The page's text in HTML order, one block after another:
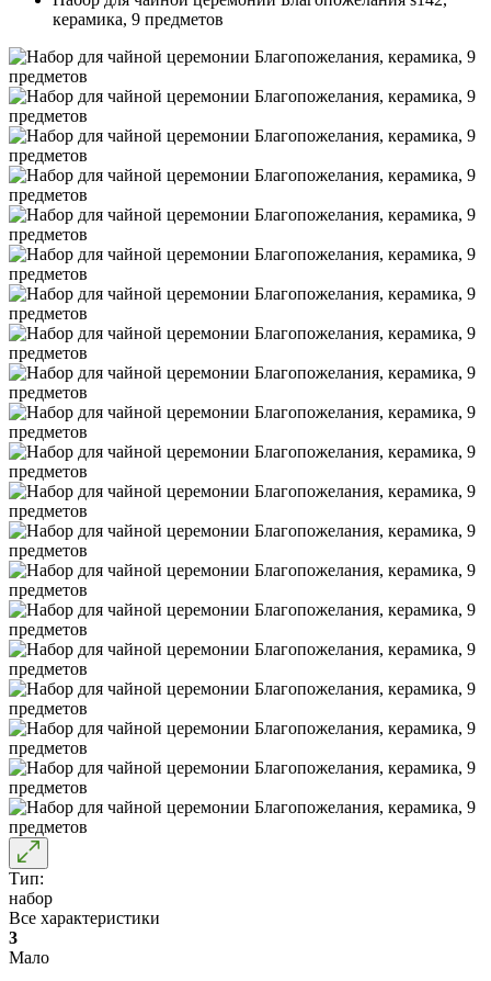
керамика, 9 предметов
Тип:
набор
Все характеристики
3
Мало